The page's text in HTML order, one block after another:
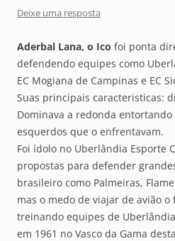
Deixe uma resposta
Aderbal Lana, o Ico foi ponta
defendendo equipes como
EC Mogiana de Campinas e EC
Suas principais caracteristicas:
Dominava a redonda
esquerdos que o enfrentavam.
Foi ídolo no Uberlândia Esporte
propostas para defender
brasileiro como Palmeiras,
mas o medo de viajar de avião
treinando equipes de
em 1961 no Vasco da Gama